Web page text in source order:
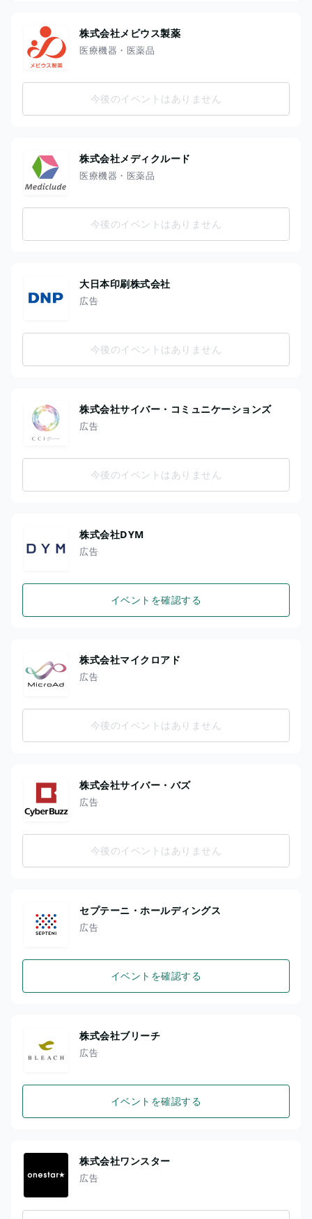
株式会社メビウス製薬
医療機器・医薬品
今後のイベントはありません
株式会社メディクルード
医療機器・医薬品
今後のイベントはありません
大日本印刷株式会社
広告
今後のイベントはありません
株式会社サイバー・コミュニケーションズ
広告
今後のイベントはありません
株式会社DYM
広告
イベントを確認する
株式会社マイクロアド
広告
今後のイベントはありません
株式会社サイバー・バズ
広告
今後のイベントはありません
セプテーニ・ホールディングス
広告
イベントを確認する
株式会社ブリーチ
広告
イベントを確認する
株式会社ワンスター
広告